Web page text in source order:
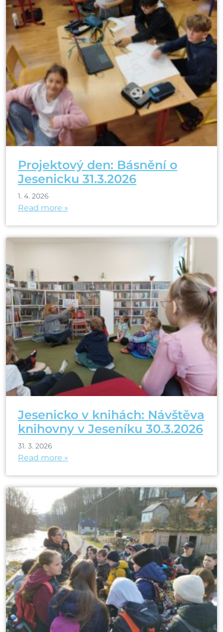
Projektový den: Básnění o
Jesenicku 31.3.2026
1. 4. 2026
Read more »
Jesenicko v knihách: Návštěva
knihovny v Jeseníku 30.3.2026
31. 3. 2026
Read more »